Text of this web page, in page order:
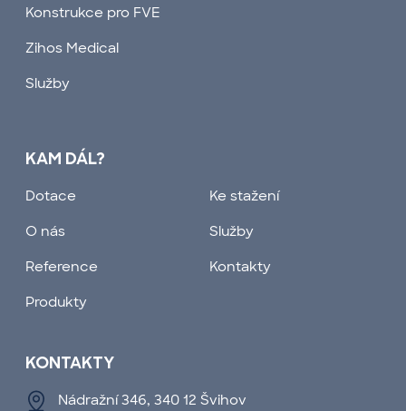
Konstrukce pro FVE
Zihos Medical
Služby
KAM DÁL?
Dotace
O nás
Reference
Produkty
Ke stažení
Služby
Kontakty
KONTAKTY
Nádražní 346, 340 12 Švihov